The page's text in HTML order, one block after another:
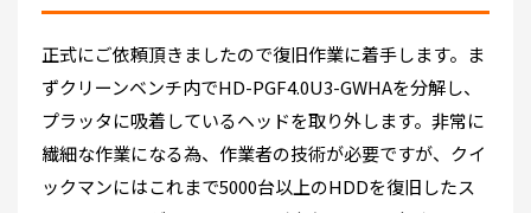
正式にご依頼頂きましたので復旧作業に着手します。ま
ずクリーンベンチ内でHD-PGF4.0U3-GWHAを分解し、
プラッタに吸着しているヘッドを取り外します。非常に
繊細な作業になる為、作業者の技術が必要ですが、クイ
ックマンにはこれまで5000台以上のHDDを復旧したス